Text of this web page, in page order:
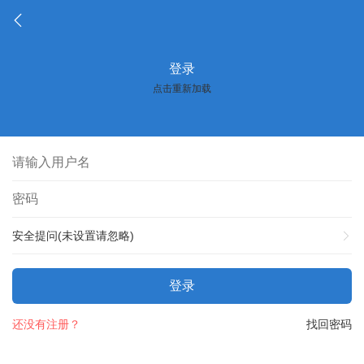
登录
点击重新加载
安全提问(未设置请忽略)
登录
找回密码
还没有注册？